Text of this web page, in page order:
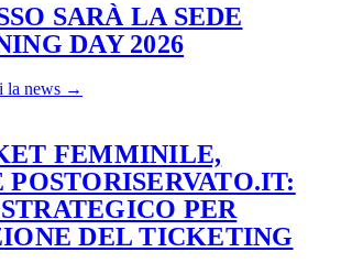
SARÀ LA SEDE
DAY 2026
la news →
FEMMINILE,
PER
DEL TICKETING